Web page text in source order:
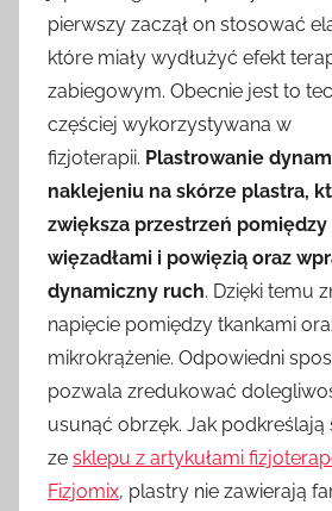
pierwszy zaczął on stosować
które miały wydłużyć efekt
zabiegowym. Obecnie jest to
częściej wykorzystywana w
fizjoterapii. Plastrowanie
naklejeniu na skórze plastra,
zwiększa przestrzeń pomiędzy
więzadłami i powięzią oraz
dynamiczny ruch. Dzięki temu
napięcie pomiędzy tkankami
mikrokrążenie. Odpowiedni
pozwala zredukować
usunąć obrzęk. Jak podkreślają
ze sklepu z artykułami
Fizjomix, plastry nie zawierają